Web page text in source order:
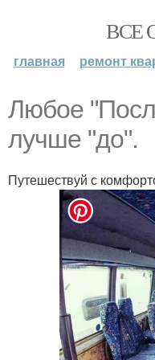
ВСЕ
главная ремонт
Любое
лучше "до".
Путешествуй с